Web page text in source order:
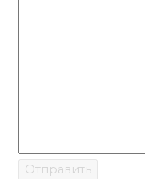
Отправить